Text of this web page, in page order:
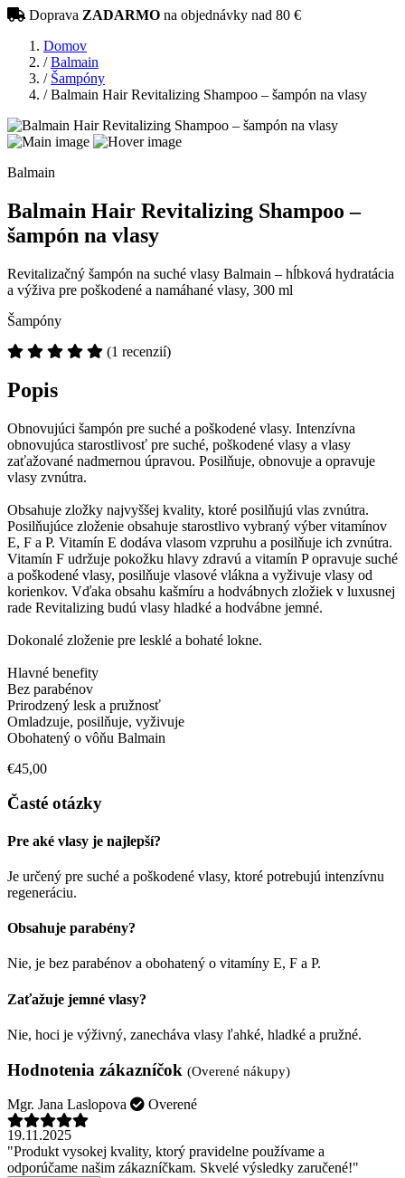
Doprava ZADARMO na objednávky nad 80 €
Domov
/ Balmain
/ Šampóny
/Balmain Hair Revitalizing Shampoo – šampón na vlasy
Balmain
Balmain Hair Revitalizing Shampoo –
šampón na vlasy
Revitalizačný šampón na suché vlasy Balmain – hĺbková hydratácia
a výživa pre poškodené a namáhané vlasy, 300 ml
Šampóny
(1 recenzií)
Popis
Obnovujúci šampón pre suché a poškodené vlasy. Intenzívna
obnovujúca starostlivosť pre suché, poškodené vlasy a vlasy
zaťažované nadmernou úpravou. Posilňuje, obnovuje a opravuje
vlasy zvnútra.
Obsahuje zložky najvyššej kvality, ktoré posilňujú vlas zvnútra.
Posilňujúce zloženie obsahuje starostlivo vybraný výber vitamínov
E, F a P. Vitamín E dodáva vlasom vzpruhu a posilňuje ich zvnútra.
Vitamín F udržuje pokožku hlavy zdravú a vitamín P opravuje suché
a poškodené vlasy, posilňuje vlasové vlákna a vyživuje vlasy od
korienkov. Vďaka obsahu kašmíru a hodvábnych zložiek v luxusnej
rade Revitalizing budú vlasy hladké a hodvábne jemné.
Dokonalé zloženie pre lesklé a bohaté lokne.
Hlavné benefity
Bez parabénov
Prirodzený lesk a pružnosť
Omladzuje, posilňuje, vyživuje
Obohatený o vôňu Balmain
€45,00
Časté otázky
Pre aké vlasy je najlepší?
Je určený pre suché a poškodené vlasy, ktoré potrebujú intenzívnu
regeneráciu.
Obsahuje parabény?
Nie, je bez parabénov a obohatený o vitamíny E, F a P.
Zaťažuje jemné vlasy?
Nie, hoci je výživný, zanecháva vlasy ľahké, hladké a pružné.
Hodnotenia zákazníčok (Overené nákupy)
Mgr. Jana Laslopova
Overené
19.11.2025
"Produkt vysokej kvality, ktorý pravidelne používame a
odporúčame našim zákazníčkam. Skvelé výsledky zaručené!"